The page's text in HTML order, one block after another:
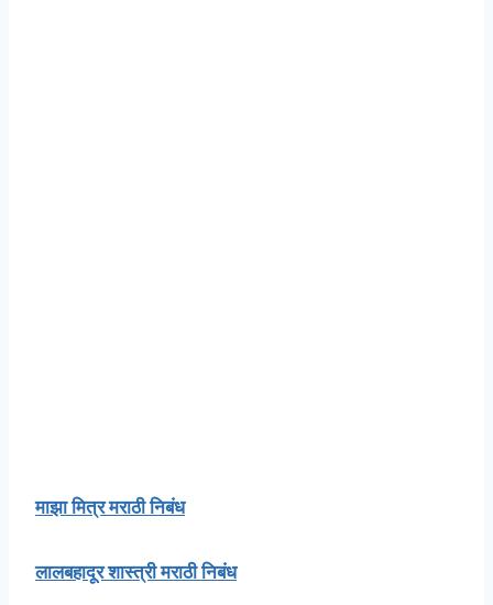
माझा मित्र मराठी निबंध
लालबहादूर शास्त्री मराठी निबंध